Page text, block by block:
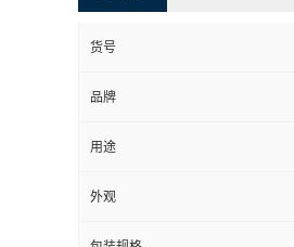
货号
品牌
用途
外观